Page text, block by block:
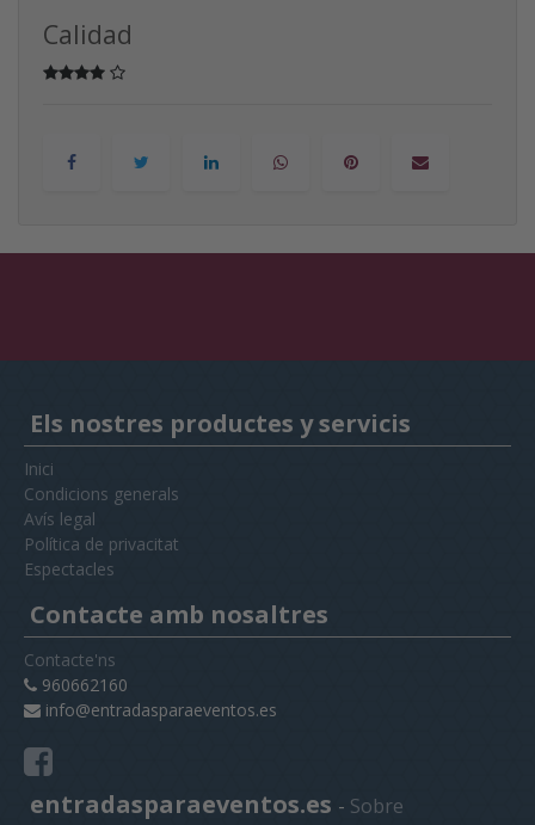
Calidad
Els nostres productes y servicis
Inici
Condicions generals
Avís legal
Política de privacitat
Espectacles
Contacte amb nosaltres
Contacte'ns
960662160
info@entradasparaeventos.es
entradasparaeventos.es - Sobre